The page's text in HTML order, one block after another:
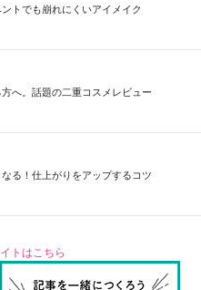
トでも崩れにくいアイメイク
へ。話題の二重コスメレビュー
る！仕上がりをアップするコツ
トはこちら